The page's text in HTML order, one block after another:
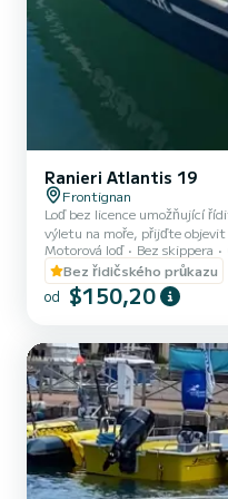
Ranieri Atlantis 19
Frontignan
Loď bez licence umožňující
výletu na moře, přijďte objevit
piknik na lodi s rodinou nebo
dne od 120 €! Skvělá
Motorová loď Bez skippera
Bez řidičského průkazu
od $150,20